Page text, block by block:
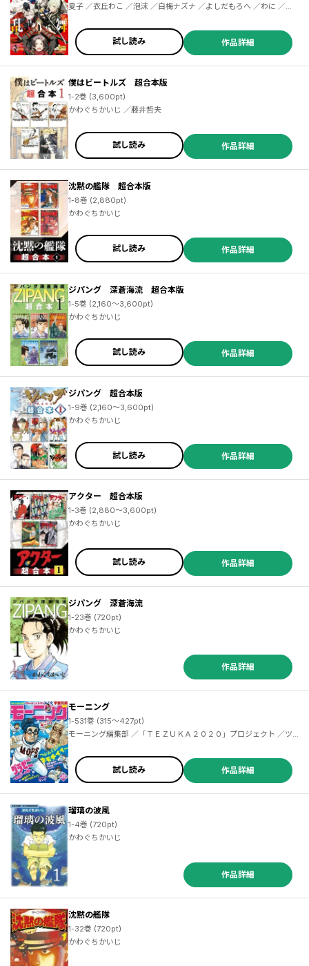
夏子 ／衣丘わこ ／泡沫 ／白梅ナズナ ／よしだもろへ ／わに ／ア
メノ ／浦稀えんや ／おの秋人 ／桂イチホ ／喜来ユウ ／白石琴似
／鈴華 ／永緒ウカ ／ヒメユリ ／冬木 ／望月和臣 ／ももせ ／森川
侑 ／渡空燕丸 ／かわぐちかいじ
試し読み 作品詳細
僕はビートルズ 超合本版
1-2巻 (3,600pt)
かわぐちかいじ ／藤井哲夫
試し読み 作品詳細
沈黙の艦隊 超合本版
1-8巻 (2,880pt)
かわぐちかいじ
試し読み 作品詳細
ジパング 深蒼海流 超合本版
1-5巻 (2,160～3,600pt)
かわぐちかいじ
試し読み 作品詳細
ジパング 超合本版
1-9巻 (2,160～3,600pt)
かわぐちかいじ
試し読み 作品詳細
アクター 超合本版
1-3巻 (2,880～3,600pt)
かわぐちかいじ
試し読み 作品詳細
ジパング 深蒼海流
1-23巻 (720pt)
かわぐちかいじ
作品詳細
モーニング
1-531巻 (315～427pt)
モーニング編集部 ／「ＴＥＺＵＫＡ２０２０」プロジェクト ／ツジトモ ／綱本将也 ／森高夕次 ／足立金太郎 ／鈴ノ木ユウ ／泰三子 ／鈴木コイチ ／小山宙哉 ／飛田漱 ／田素弘 ／池井戸潤 ／フジモトシゲキ ／津覇圭一 ／真刈信二 ／かわぐちかいじ ／山田芳裕 ／よしながふみ ／カルロ・ゼン ／石田点 ／山村東 ／なきぼくろ ／亜樹直 ／オキモト・シュウ ／とりのなん子 ／山田金鉄 ／田島隆 ／東風孝広 ／染谷みのる ／秋月りす ／家田明歩 ／あらゐけいいち ／たかぎ七彦 ／アダチケイジ ／仔鹿リナ ／東元俊哉 ／福田泰宏 ／三原和人 ／岡田卓也
試し読み 作品詳細
瑠璃の波風
1-4巻 (720pt)
かわぐちかいじ
作品詳細
沈黙の艦隊
1-32巻 (720pt)
かわぐちかいじ